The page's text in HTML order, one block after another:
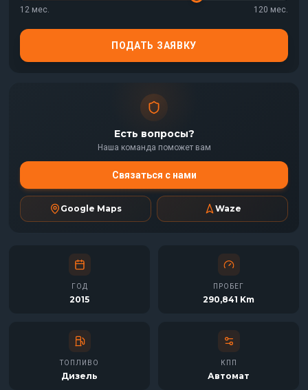
12 мес. 120 мес.
ПОДАТЬ ЗАЯВКУ
Есть вопросы?
Наша команда поможет вам
Связаться с нами
Google Maps Waze
ГОД
2015
ПРОБЕГ
290,841 Km
ТОПЛИВО
Дизель
КПП
Автомат